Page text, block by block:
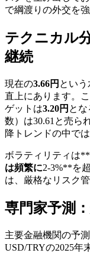
で綱渡りの外交を
テクニカル
継続
現在の3.66円 とい
直上にあります。
ゲットは3.20円 と
数）は30.61と売ら
降トレンドの中で
ボラティリティは
は頻繁に2-3%**を
は、厳格なリスク
専門家予測
主要金融機関の予
USD/TRYの2025年